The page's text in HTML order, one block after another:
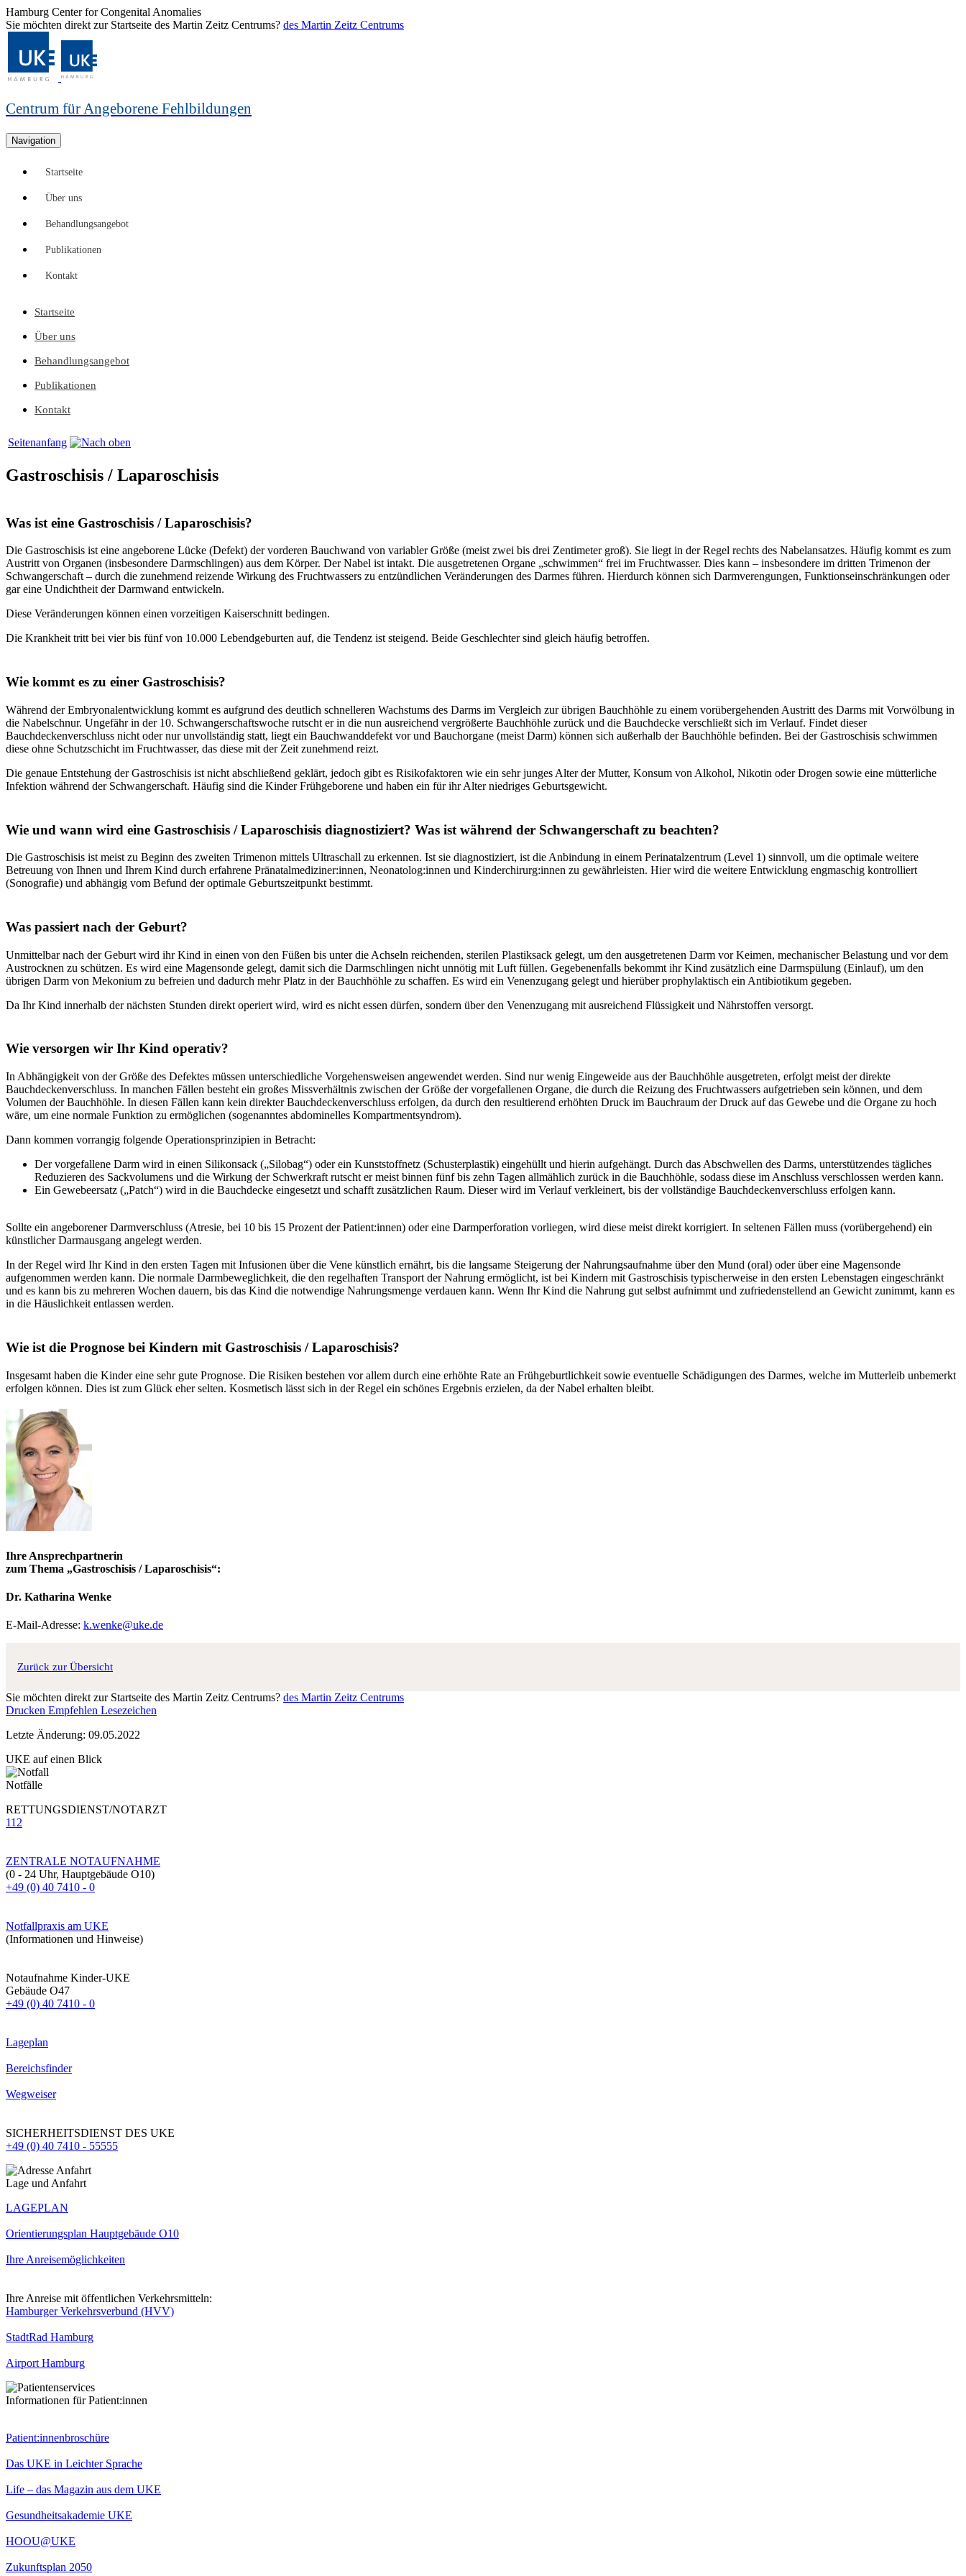
Hamburg Center for Congenital Anomalies
Sie möchten direkt zur Startseite des Martin Zeitz Centrums? des Martin Zeitz Centrums
Centrum für Angeborene Fehlbildungen
Navigation
Startseite
Über uns
Behandlungsangebot
Publikationen
Kontakt
Startseite
Über uns
Behandlungsangebot
Publikationen
Kontakt
Seitenanfang
Gastroschisis / Laparoschisis
Was ist eine Gastroschisis / Laparoschisis?
Die Gastroschisis ist eine angeborene Lücke (Defekt) der vorderen Bauchwand von variabler Größe (meist zwei bis drei Zentimeter groß). Sie liegt in der Regel rechts des Nabelansatzes. Häufig kommt es zum
Austritt von Organen (insbesondere Darmschlingen) aus dem Körper. Der Nabel ist intakt. Die ausgetretenen Organe „schwimmen“ frei im Fruchtwasser. Dies kann – insbesondere im dritten Trimenon der
Schwangerschaft – durch die zunehmend reizende Wirkung des Fruchtwassers zu entzündlichen Veränderungen des Darmes führen. Hierdurch können sich Darmverengungen, Funktionseinschränkungen oder
gar eine Undichtheit der Darmwand entwickeln.
Diese Veränderungen können einen vorzeitigen Kaiserschnitt bedingen.
Die Krankheit tritt bei vier bis fünf von 10.000 Lebendgeburten auf, die Tendenz ist steigend. Beide Geschlechter sind gleich häufig betroffen.
Wie kommt es zu einer Gastroschisis?
Während der Embryonalentwicklung kommt es aufgrund des deutlich schnelleren Wachstums des Darms im Vergleich zur übrigen Bauchhöhle zu einem vorübergehenden Austritt des Darms mit Vorwölbung in
die Nabelschnur. Ungefähr in der 10. Schwangerschaftswoche rutscht er in die nun ausreichend vergrößerte Bauchhöhle zurück und die Bauchdecke verschließt sich im Verlauf. Findet dieser
Bauchdeckenverschluss nicht oder nur unvollständig statt, liegt ein Bauchwanddefekt vor und Bauchorgane (meist Darm) können sich außerhalb der Bauchhöhle befinden. Bei der Gastroschisis schwimmen
diese ohne Schutzschicht im Fruchtwasser, das diese mit der Zeit zunehmend reizt.
Die genaue Entstehung der Gastroschisis ist nicht abschließend geklärt, jedoch gibt es Risikofaktoren wie ein sehr junges Alter der Mutter, Konsum von Alkohol, Nikotin oder Drogen sowie eine mütterliche
Infektion während der Schwangerschaft. Häufig sind die Kinder Frühgeborene und haben ein für ihr Alter niedriges Geburtsgewicht.
Wie und wann wird eine Gastroschisis / Laparoschisis diagnostiziert? Was ist während der Schwangerschaft zu beachten?
Die Gastroschisis ist meist zu Beginn des zweiten Trimenon mittels Ultraschall zu erkennen. Ist sie diagnostiziert, ist die Anbindung in einem Perinatalzentrum (Level 1) sinnvoll, um die optimale weitere
Betreuung von Ihnen und Ihrem Kind durch erfahrene Pränatalmediziner:innen, Neonatolog:innen und Kinderchirurg:innen zu gewährleisten. Hier wird die weitere Entwicklung engmaschig kontrolliert
(Sonografie) und abhängig vom Befund der optimale Geburtszeitpunkt bestimmt.
Was passiert nach der Geburt?
Unmittelbar nach der Geburt wird ihr Kind in einen von den Füßen bis unter die Achseln reichenden, sterilen Plastiksack gelegt, um den ausgetretenen Darm vor Keimen, mechanischer Belastung und vor dem
Austrocknen zu schützen. Es wird eine Magensonde gelegt, damit sich die Darmschlingen nicht unnötig mit Luft füllen. Gegebenenfalls bekommt ihr Kind zusätzlich eine Darmspülung (Einlauf), um den
übrigen Darm von Mekonium zu befreien und dadurch mehr Platz in der Bauchhöhle zu schaffen. Es wird ein Venenzugang gelegt und hierüber prophylaktisch ein Antibiotikum gegeben.
Da Ihr Kind innerhalb der nächsten Stunden direkt operiert wird, wird es nicht essen dürfen, sondern über den Venenzugang mit ausreichend Flüssigkeit und Nährstoffen versorgt.
Wie versorgen wir Ihr Kind operativ?
In Abhängigkeit von der Größe des Defektes müssen unterschiedliche Vorgehensweisen angewendet werden. Sind nur wenig Eingeweide aus der Bauchhöhle ausgetreten, erfolgt meist der direkte
Bauchdeckenverschluss. In manchen Fällen besteht ein großes Missverhältnis zwischen der Größe der vorgefallenen Organe, die durch die Reizung des Fruchtwassers aufgetrieben sein können, und dem
Volumen der Bauchhöhle. In diesen Fällen kann kein direkter Bauchdeckenverschluss erfolgen, da durch den resultierend erhöhten Druck im Bauchraum der Druck auf das Gewebe und die Organe zu hoch
wäre, um eine normale Funktion zu ermöglichen (sogenanntes abdominelles Kompartmentsyndrom).
Dann kommen vorrangig folgende Operationsprinzipien in Betracht:
Der vorgefallene Darm wird in einen Silikonsack („Silobag“) oder ein Kunststoffnetz (Schusterplastik) eingehüllt und hierin aufgehängt. Durch das Abschwellen des Darms, unterstützendes tägliches
Reduzieren des Sackvolumens und die Wirkung der Schwerkraft rutscht er meist binnen fünf bis zehn Tagen allmählich zurück in die Bauchhöhle, sodass diese im Anschluss verschlossen werden kann.
Ein Gewebeersatz („Patch“) wird in die Bauchdecke eingesetzt und schafft zusätzlichen Raum. Dieser wird im Verlauf verkleinert, bis der vollständige Bauchdeckenverschluss erfolgen kann.
Sollte ein angeborener Darmverschluss (Atresie, bei 10 bis 15 Prozent der Patient:innen) oder eine Darmperforation vorliegen, wird diese meist direkt korrigiert. In seltenen Fällen muss (vorübergehend) ein
künstlicher Darmausgang angelegt werden.
In der Regel wird Ihr Kind in den ersten Tagen mit Infusionen über die Vene künstlich ernährt, bis die langsame Steigerung der Nahrungsaufnahme über den Mund (oral) oder über eine Magensonde
aufgenommen werden kann. Die normale Darmbeweglichkeit, die den regelhaften Transport der Nahrung ermöglicht, ist bei Kindern mit Gastroschisis typischerweise in den ersten Lebenstagen eingeschränkt
und es kann bis zu mehreren Wochen dauern, bis das Kind die notwendige Nahrungsmenge verdauen kann. Wenn Ihr Kind die Nahrung gut selbst aufnimmt und zufriedenstellend an Gewicht zunimmt, kann es
in die Häuslichkeit entlassen werden.
Wie ist die Prognose bei Kindern mit Gastroschisis / Laparoschisis?
Insgesamt haben die Kinder eine sehr gute Prognose. Die Risiken bestehen vor allem durch eine erhöhte Rate an Frühgeburtlichkeit sowie eventuelle Schädigungen des Darmes, welche im Mutterleib unbemerkt
erfolgen können. Dies ist zum Glück eher selten. Kosmetisch lässt sich in der Regel ein schönes Ergebnis erzielen, da der Nabel erhalten bleibt.
Ihre Ansprechpartnerin
zum Thema „Gastroschisis / Laparoschisis“:
Dr. Katharina Wenke
E-Mail-Adresse: k.wenke@uke.de
Zurück zur Übersicht
Sie möchten direkt zur Startseite des Martin Zeitz Centrums? des Martin Zeitz Centrums
Drucken Empfehlen Lesezeichen
Letzte Änderung: 09.05.2022
UKE auf einen Blick
Notfälle
RETTUNGSDIENST/NOTARZT
112
ZENTRALE NOTAUFNAHME
(0 - 24 Uhr, Hauptgebäude O10)
+49 (0) 40 7410 - 0
Notfallpraxis am UKE
(Informationen und Hinweise)
Notaufnahme Kinder-UKE
Gebäude O47
+49 (0) 40 7410 - 0
Lageplan
Bereichsfinder
Wegweiser
SICHERHEITSDIENST DES UKE
+49 (0) 40 7410 - 55555
Lage und Anfahrt
LAGEPLAN
Orientierungsplan Hauptgebäude O10
Ihre Anreisemöglichkeiten
Ihre Anreise mit öffentlichen Verkehrsmitteln:
Hamburger Verkehrsverbund (HVV)
StadtRad Hamburg
Airport Hamburg
Informationen für Patient:innen
Patient:innenbroschüre
Das UKE in Leichter Sprache
Life – das Magazin aus dem UKE
Gesundheitsakademie UKE
HOOU@UKE
Zukunftsplan 2050